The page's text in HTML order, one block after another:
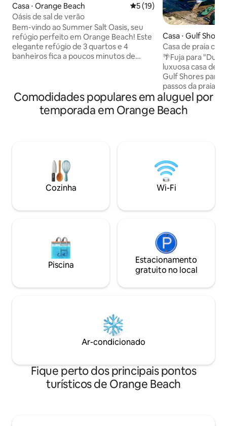
Casa ⋅ Orange Beach 5 de uma avaliação média
5 (19)
Oásis de sal de verão
Bem-vindo ao Summer Salt Oasis, seu
refúgio perfeito em Orange Beach! Este
elegante refúgio de 3 quartos e 4
banheiros fica a poucos minutos de
equipada ou descanse na varanda
privativa. Cada quarto tem seu próprio
banheiro e TV para oferecer conforto e
carvão ao ar livre e itens extras para a
praia, como cadeiras, guarda-sol,
carrinho e equipamentos para dias
tranquilos no litoral.
Casa ⋅ Gulf Shores
Casa de praia
hidromassagem
🌴Fuja para
luxuosa casa de
Gulf Shores para
passos da praia e
retiro de 1.800
uma banheira de
privativa, lareira,
uma viagem
localização: - Caminhada de 3 minutos
até o acesso à
Caminhada de 2
Hangout/Shrimp
Comodidades populares em aluguel por
temporada em Orange Beach
Cozinha Wi-Fi
Piscina
Estacionamento
gratuito no local
Ar-condicionado
Fique perto dos principais pontos
turísticos de Orange Beach